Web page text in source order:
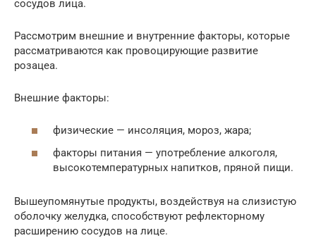
сосудов лица.
Рассмотрим внешние и внутренние факторы, которые
рассматриваются как провоцирующие развитие
розацеа.
Внешние факторы:
физические — инсоляция, мороз, жара;
факторы питания — употребление алкоголя,
высокотемпературных напитков, пряной пищи.
Вышеупомянутые продукты, воздействуя на слизистую
оболочку желудка, способствуют рефлекторному
расширению сосудов на лице.